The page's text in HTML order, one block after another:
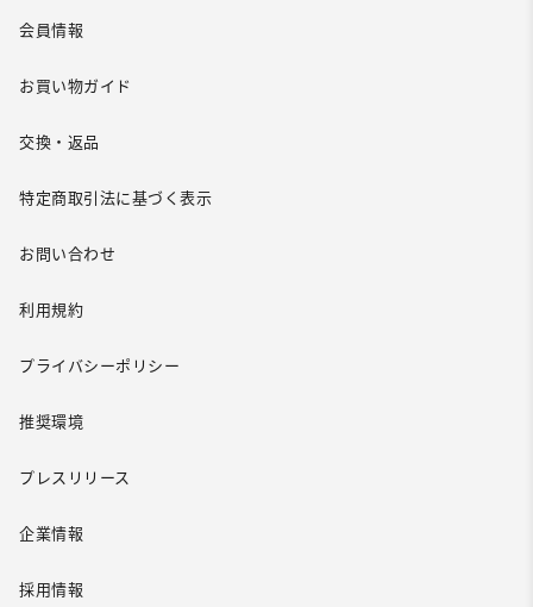
会員情報
お買い物ガイド
交換・返品
特定商取引法に基づく表示
お問い合わせ
利用規約
プライバシーポリシー
推奨環境
プレスリリース
企業情報
採用情報